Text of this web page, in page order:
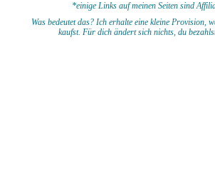
*einige Links auf meinen Seiten sind
Was bedeutet das? Ich erhalte eine kleine Provision,
kaufst. Für dich ändert sich nichts, du